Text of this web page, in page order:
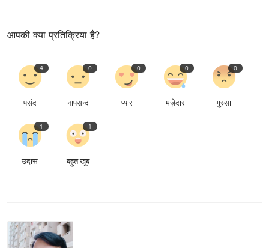
आपकी क्या प्रतिक्रिया है?
4
पसंद
0
नापसन्द
0
प्यार
0
मज़ेदार
0
गुस्सा
1
उदास
1
बहुत खूब